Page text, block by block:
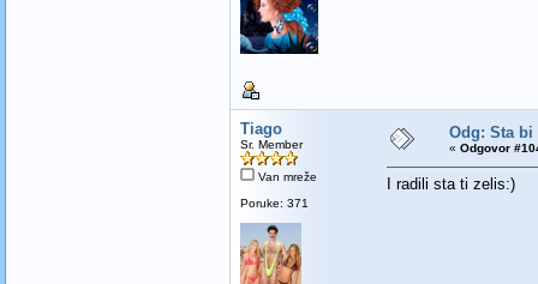
Tiago
Sr. Member
Van mreže
Poruke: 371
Odg: Sta
« Odgovor
I radili sta ti zelis:)